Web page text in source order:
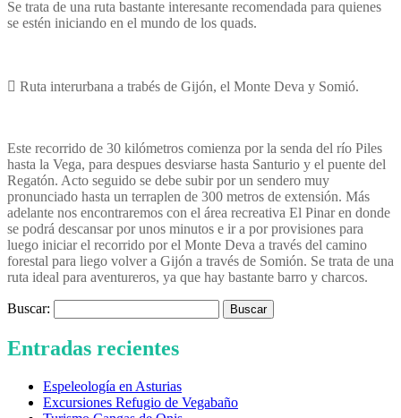
Se trata de una ruta bastante interesante recomendada para quienes
se estén iniciando en el mundo de los quads.
 Ruta interurbana a trabés de Gijón, el Monte Deva y Somió.
Este recorrido de 30 kilómetros comienza por la senda del río Piles
hasta la Vega, para despues desviarse hasta Santurio y el puente del
Regatón. Acto seguido se debe subir por un sendero muy
pronunciado hasta un terraplen de 300 metros de extensión. Más
adelante nos encontraremos con el área recreativa El Pinar en donde
se podrá descansar por unos minutos e ir a por provisiones para
luego iniciar el recorrido por el Monte Deva a través del camino
forestal para liego volver a Gijón a través de Somión. Se trata de una
ruta ideal para aventureros, ya que hay bastante barro y charcos.
Buscar:
Entradas recientes
Espeleología en Asturias
Excursiones Refugio de Vegabaño